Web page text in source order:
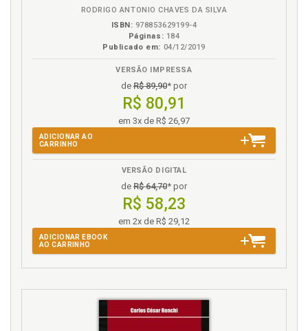
RODRIGO ANTONIO CHAVES DA SILVA
ISBN: 978853629199-4
Páginas: 184
Publicado em: 04/12/2019
VERSÃO IMPRESSA
de R$ 89,90* por
R$ 80,91
em 3x de R$ 26,97
ADICIONAR AO
CARRINHO
VERSÃO DIGITAL
de R$ 64,70* por
R$ 58,23
em 2x de R$ 29,12
ADICIONAR EBOOK
AO CARRINHO